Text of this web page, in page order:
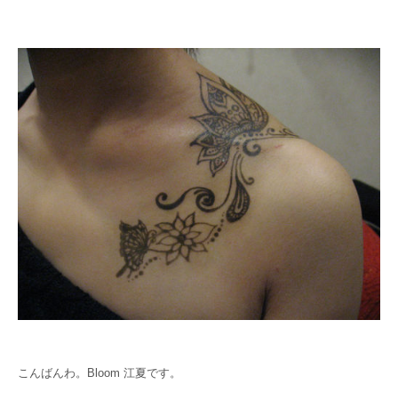
こんばんわ。Bloom 江夏です。